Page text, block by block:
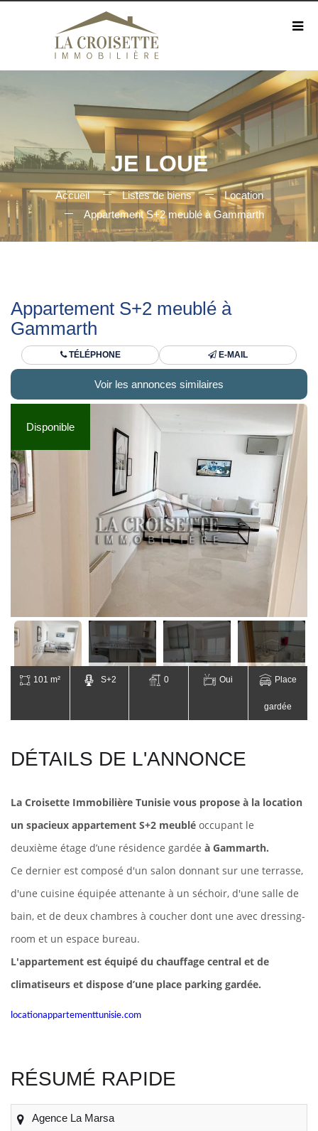
JE LOUE
Accueil Listes de biens
Location
Appartement S+2 meublé à Gammarth
Appartement S+2 meublé à
Gammarth
TÉLÉPHONE E-MAIL
Voir les annonces similaires
Disponible
101 m² S+2 0 Oui Place
gardée
DÉTAILS DE L'ANNONCE
La Croisette Immobilière Tunisie vous propose à la location
un spacieux appartement S+2 meublé occupant le
deuxième étage d’une résidence gardée à Gammarth.
Ce dernier est composé d'un salon donnant sur une terrasse,
d'une cuisine équipée attenante à un séchoir, d'une salle de
bain, et de deux chambres à coucher dont une avec dressing-
room et un espace bureau.
L'appartement est équipé du chauffage central et de
climatiseurs et dispose d’une place parking gardée.
locationappartementtunisie.com
RÉSUMÉ RAPIDE
Agence La Marsa